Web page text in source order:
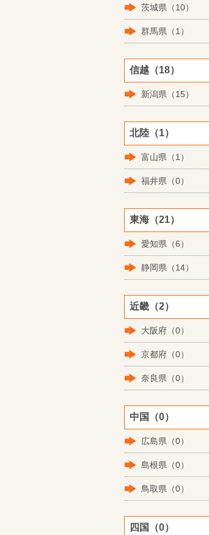
茨城県（10）
群馬県（1）
信越（18）
新潟県（15）
北陸（1）
富山県（1）
福井県（0）
東海（21）
愛知県（6）
静岡県（14）
近畿（2）
大阪府（0）
京都府（0）
奈良県（0）
中国（0）
広島県（0）
島根県（0）
鳥取県（0）
四国（0）